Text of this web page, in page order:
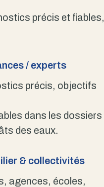
précis et fiables,
/ experts
précis, objectifs
dans les dossiers
des eaux.
& collectivités
agences, écoles,